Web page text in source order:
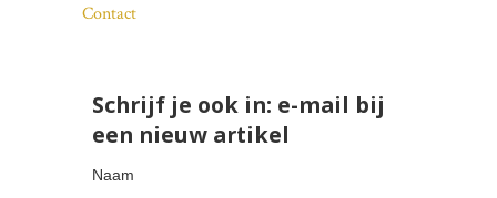
Contact
Schrijf je ook in: e-mail bij
een nieuw artikel
Naam